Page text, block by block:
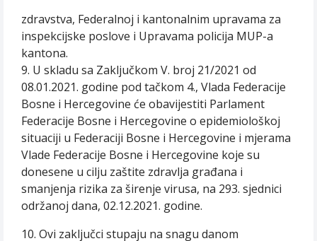
zdravstva, Federalnoj i kantonalnim upravama za
inspekcijske poslove i Upravama policija MUP-a
kantona.
9. U skladu sa Zaključkom V. broj 21/2021 od
08.01.2021. godine pod tačkom 4., Vlada Federacije
Bosne i Hercegovine će obavijestiti Parlament
Federacije Bosne i Hercegovine o epidemiološkoj
situaciji u Federaciji Bosne i Hercegovine i mjerama
Vlade Federacije Bosne i Hercegovine koje su
donesene u cilju zaštite zdravlja građana i
smanjenja rizika za širenje virusa, na 293. sjednici
održanoj dana, 02.12.2021. godine.
10. Ovi zaključci stupaju na snagu danom